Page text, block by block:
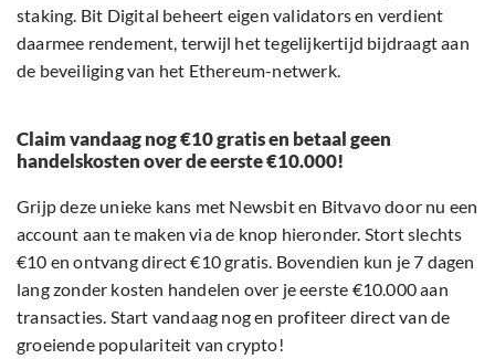
staking. Bit Digital beheert eigen validators en verdient
daarmee rendement, terwijl het tegelijkertijd bijdraagt aan
de beveiliging van het Ethereum-netwerk.
Claim vandaag nog €10 gratis en betaal geen
handelskosten over de eerste €10.000!
Grijp deze unieke kans met Newsbit en Bitvavo door nu een
account aan te maken via de knop hieronder. Stort slechts
€10 en ontvang direct €10 gratis. Bovendien kun je 7 dagen
lang zonder kosten handelen over je eerste €10.000 aan
transacties. Start vandaag nog en profiteer direct van de
groeiende populariteit van crypto!